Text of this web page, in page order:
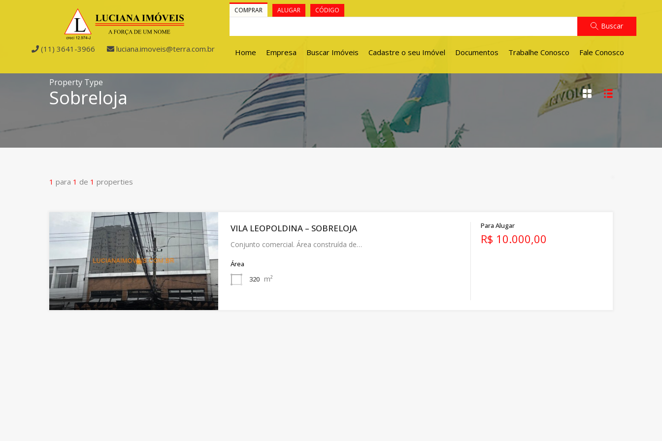
(11) 3641-3966 luciana.imoveis@terra.com.br
COMPRAR ALUGAR CÓDIGO
Buscar
Home Empresa Buscar Imóveis Cadastre o seu Imóvel Documentos Trabalhe Conosco Fale Conosco
Property Type
Sobreloja
1 para 1 de 1 properties
VILA LEOPOLDINA – SOBRELOJA
Conjunto comercial. Área construída de…
Área
320 m²
Para Alugar
R$ 10.000,00